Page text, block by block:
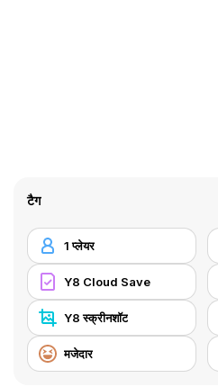
टैग
1 प्लेयर
Y8 Cloud Save
Y8 स्क्रीनशॉट
मजेदार